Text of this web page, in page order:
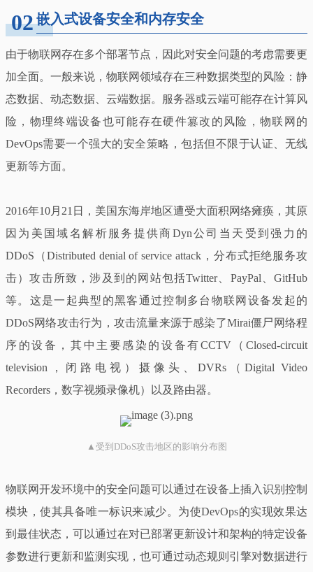
02嵌入式设备安全和内存安全
由于物联网存在多个部署节点，因此对安全问题的考虑需要更
加全面。一般来说，物联网领域存在三种数据类型的风险：静
态数据、动态数据、云端数据。服务器或云端可能存在计算风
险，物理终端设备也可能存在硬件篡改的风险，物联网的
DevOps需要一个强大的安全策略，包括但不限于认证、无线
更新等方面。
2016年10月21日，美国东海岸地区遭受大面积网络瘫痪，其原
因为美国域名解析服务提供商Dyn公司当天受到强力的
DDoS（Distributed denial of service attack，分布式拒绝服务攻
击）攻击所致，涉及到的网站包括Twitter、PayPal、GitHub
等。这是一起典型的黑客通过控制多台物联网设备发起的
DDoS网络攻击行为，攻击流量来源于感染了Mirai僵尸网络程
序的设备，其中主要感染的设备有CCTV（Closed-circuit
television，闭路电视）摄像头、DVRs（Digital Video
Recorders，数字视频录像机）以及路由器。
▲受到DDoS攻击地区的影响分布图
物联网开发环境中的安全问题可以通过在设备上插入识别控制
模块，使其具备唯一标识来减少。为使DevOps的实现效果达
到最佳状态，可以通过在对已部署更新设计和架构的特定设备
参数进行更新和监测实现，也可通过动态规则引擎对数据进行